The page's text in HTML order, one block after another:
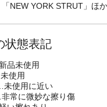
「NEW YORK STRUT」ほ
状態表記
未使用
使用
使用に近い
に微妙な擦り傷